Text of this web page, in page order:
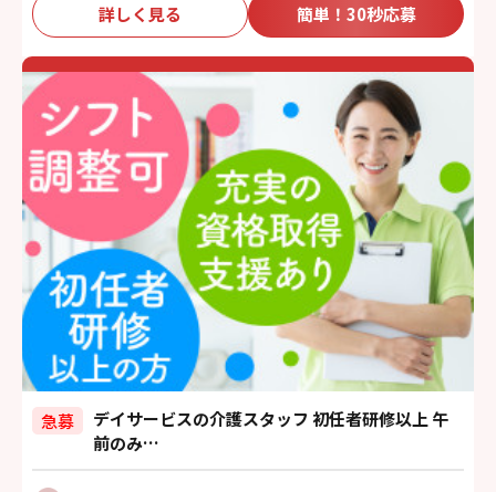
詳しく見る 簡単！30秒応募
急募
デイサービスの介護スタッフ 初任者研修以上 午
前のみ…